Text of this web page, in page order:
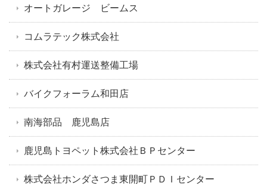
オートガレージ ビームス
コムラテック株式会社
株式会社有村運送整備工場
バイクフォーラム和田店
南海部品 鹿児島店
鹿児島トヨペット株式会社ＢＰセンター
株式会社ホンダさつま東開町ＰＤＩセンター